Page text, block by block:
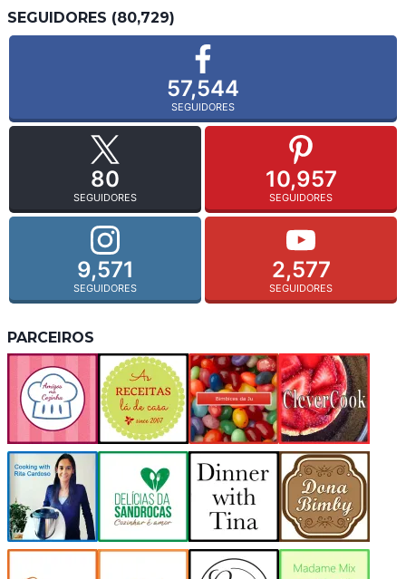
SEGUIDORES (80,729)
57,544
SEGUIDORES
80
SEGUIDORES
10,957
SEGUIDORES
9,571
SEGUIDORES
2,577
SEGUIDORES
PARCEIROS